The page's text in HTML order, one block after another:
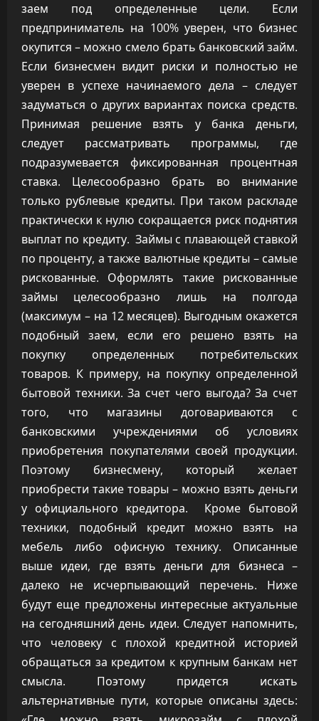
заем под определенные цели. Если
предприниматель на 100% уверен, что бизнес
окупится – можно смело брать банковский займ.
Если бизнесмен видит риски и полностью не
уверен в успехе начинаемого дела – следует
задуматься о других вариантах поиска средств.
Принимая решение взять у банка деньги,
следует рассматривать программы, где
подразумевается фиксированная процентная
ставка. Целесообразно брать во внимание
только рублевые кредиты. При таком раскладе
практически к нулю сокращается риск поднятия
выплат по кредиту. Займы с плавающей ставкой
по проценту, а также валютные кредиты – самые
рискованные. Оформлять такие рискованные
займы целесообразно лишь на полгода
(максимум – на 12 месяцев). Выгодным окажется
подобный заем, если его решено взять на
покупку определенных потребительских
товаров. К примеру, на покупку определенной
бытовой техники. За счет чего выгода? За счет
того, что магазины договариваются с
банковскими учреждениями об условиях
приобретения покупателями своей продукции.
Поэтому бизнесмену, который желает
приобрести такие товары – можно взять деньги
у официального кредитора. Кроме бытовой
техники, подобный кредит можно взять на
мебель либо офисную технику. Описанные
выше идеи, где взять деньги для бизнеса –
далеко не исчерпывающий перечень. Ниже
будут еще предложены интересные актуальные
на сегодняшний день идеи. Следует напомнить,
что человеку с плохой кредитной историей
обращаться за кредитом к крупным банкам нет
смысла. Поэтому придется искать
альтернативные пути, которые описаны здесь: